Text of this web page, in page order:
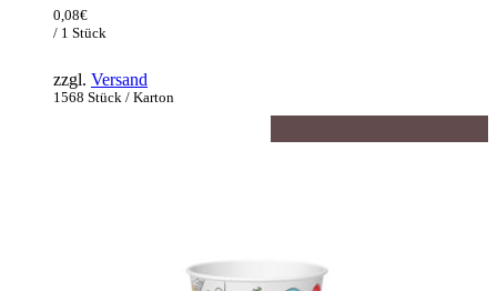
war:
140,37€
Preis
ist:
1568 Stück / Karton
0,08€
/ 1 Stück
zzgl. Versand